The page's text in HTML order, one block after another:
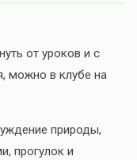
от уроков и с
можно в клубе на
природы,
прогулок и